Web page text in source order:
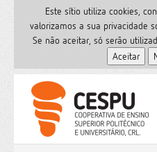
Este sítio utiliza cookies,
valorizamos a sua privacidade
Se não aceitar, só serão